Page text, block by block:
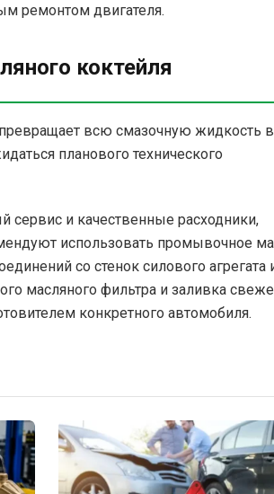
ремонтом двигателя.
коктейля
всю смазочную жидкость в
планового технического
сервис и качественные расходники,
использовать промывочное
со стенок силового агрегата
масляного фильтра и заливка
конкретного автомобиля.